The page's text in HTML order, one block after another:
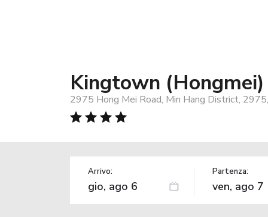
Kingtown (Hongmei)
2975 Hong Mei Road, Min Hang District,
Arrivo: Partenza: